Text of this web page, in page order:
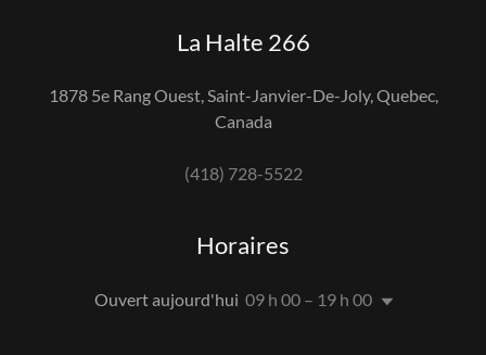
La Halte 266
1878 5e Rang Ouest, Saint-Janvier-De-Joly, Quebec,
Canada
(418) 728-5522
Horaires
Ouvert aujourd'hui 09 h 00 – 19 h 00